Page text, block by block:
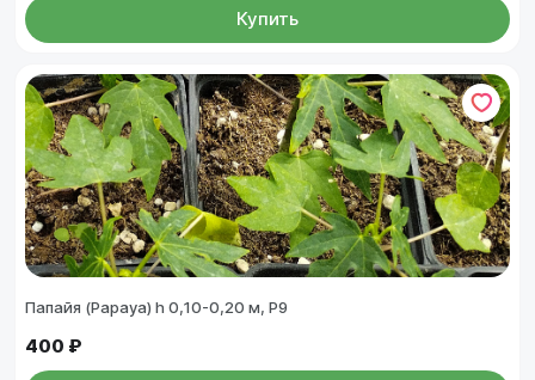
Купить
Папайя (Papaya) h 0,10-0,20 м, Р9
400 ₽